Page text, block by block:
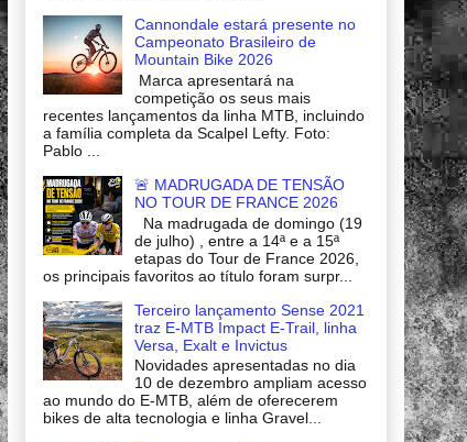
Cannondale estará presente no
Campeonato Brasileiro de
Mountain Bike 2026
Marca apresentará na
competição os seus mais
recentes lançamentos da linha MTB, incluindo
a família completa da Scalpel Lefty. Foto:
Pablo ...
🚨 MADRUGADA DE TENSÃO
NO TOUR DE FRANCE 2026
Na madrugada de domingo (19
de julho) , entre a 14ª e a 15ª
etapas do Tour de France 2026,
os principais favoritos ao título foram surpr...
Terceiro lançamento Sense 2021
traz E-MTB Impact E-Trail, linha
Versa, Exalt e Invictus
Novidades apresentadas no dia
10 de dezembro ampliam acesso
ao mundo do E-MTB, além de oferecerem
bikes de alta tecnologia e linha Gravel...